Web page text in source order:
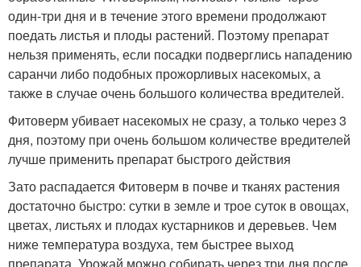
один-три дня и в течение этого времени продолжают
поедать листья и плоды растений. Поэтому препарат
нельзя применять, если посадки подверглись нападению
саранчи либо подобных прожорливых насекомых, а
также в случае очень большого количества вредителей.
Фитоверм убивает насекомых не сразу, а только через 3
дня, поэтому при очень большом количестве вредителей
лучше применить препарат быстрого действия
Зато распадается Фитоверм в почве и тканях растения
достаточно быстро: сутки в земле и трое суток в овощах,
цветах, листьях и плодах кустарников и деревьев. Чем
ниже температура воздуха, тем быстрее выход
препарата. Урожай можно собирать через три дня после